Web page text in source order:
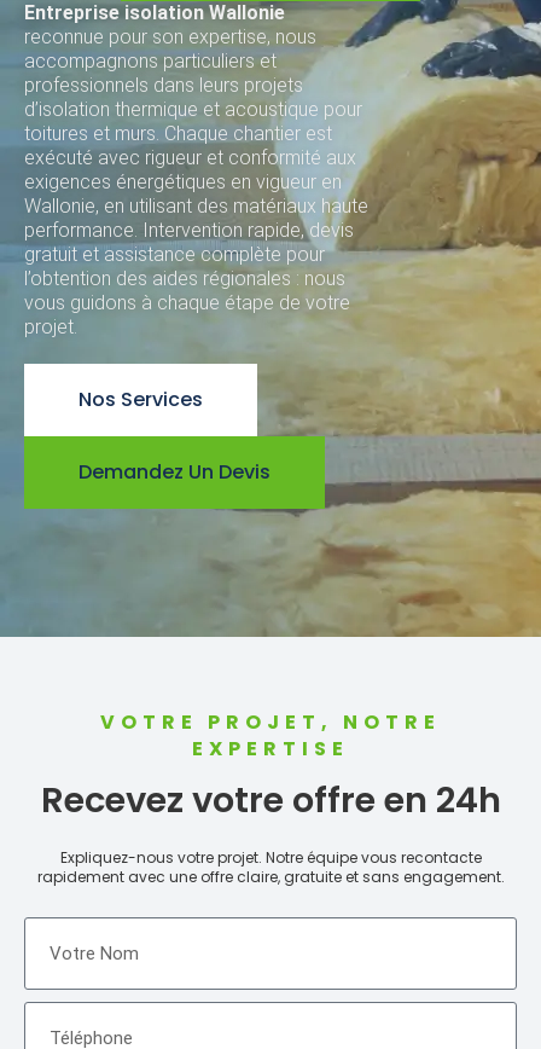
Entreprise isolation Wallonie
reconnue pour son expertise, nous
accompagnons particuliers et
professionnels dans leurs projets
d’isolation thermique et acoustique pour
toitures et murs. Chaque chantier est
exécuté avec rigueur et conformité aux
exigences énergétiques en vigueur en
Wallonie, en utilisant des matériaux haute
performance. Intervention rapide, devis
gratuit et assistance complète pour
l’obtention des aides régionales : nous
vous guidons à chaque étape de votre
projet.
Nos Services
Demandez Un Devis
VOTRE PROJET, NOTRE
EXPERTISE
Recevez votre offre en 24h
Expliquez-nous votre projet. Notre équipe vous recontacte
rapidement avec une offre claire, gratuite et sans engagement.